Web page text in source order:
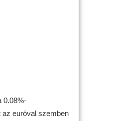
0.08%-
az euróval szemben